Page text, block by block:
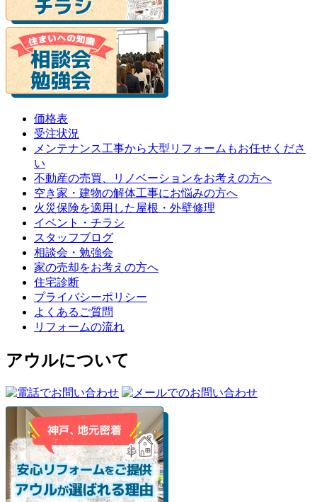
価格表
受注状況
メンテナンス工事から大型リフォームもお任せくださ
い
不動産の売買、リノベーションをお考えの方へ
空き家・建物の解体工事にお悩みの方へ
火災保険を適用した屋根・外壁修理
イベント・チラシ
スタッフブログ
相談会・勉強会
家の売却をお考えの方へ
住宅診断
プライバシーポリシー
よくあるご質問
リフォームの流れ
アウルについて